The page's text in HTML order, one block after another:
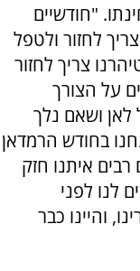
"חודשיים
לחזור ולטפל
צריך לחזור
על הצורך
לאן ושאם נלך
בחודש הרמדאן
איתנו חזק
לנו לפני
והיינו כבר